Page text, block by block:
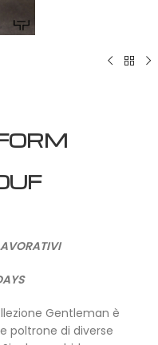
Gentleman è
poltrone di diverse